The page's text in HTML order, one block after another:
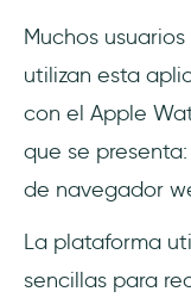
Muchos
utilizan esta
con el Apple
que se
de navegador
La plataforma
sencillas para